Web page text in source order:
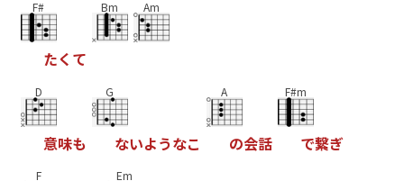
F#
たく て
Bm Am
D
意味も
G
ないようなこ
A
の会話
F#m
で繋ぎ
F Em